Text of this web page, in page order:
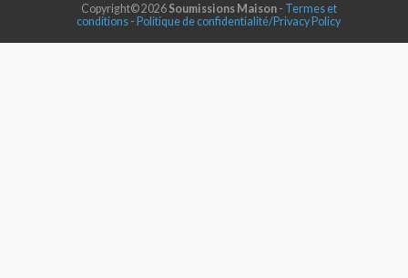
Copyright© 2026 Soumissions Maison- Termes et
conditions - Politique de confidentialité/Privacy Policy